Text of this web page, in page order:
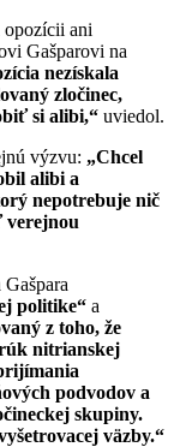
opozícii ani
Gašparovi na
nezískala
zločinec,
si alibi,“ uviedol.
výzvu: „Chcel
alibi a
nepotrebuje nič
verejnou
politike“ a
z toho, že
nitrianskej
podvodov a
skupiny.
väzby.“